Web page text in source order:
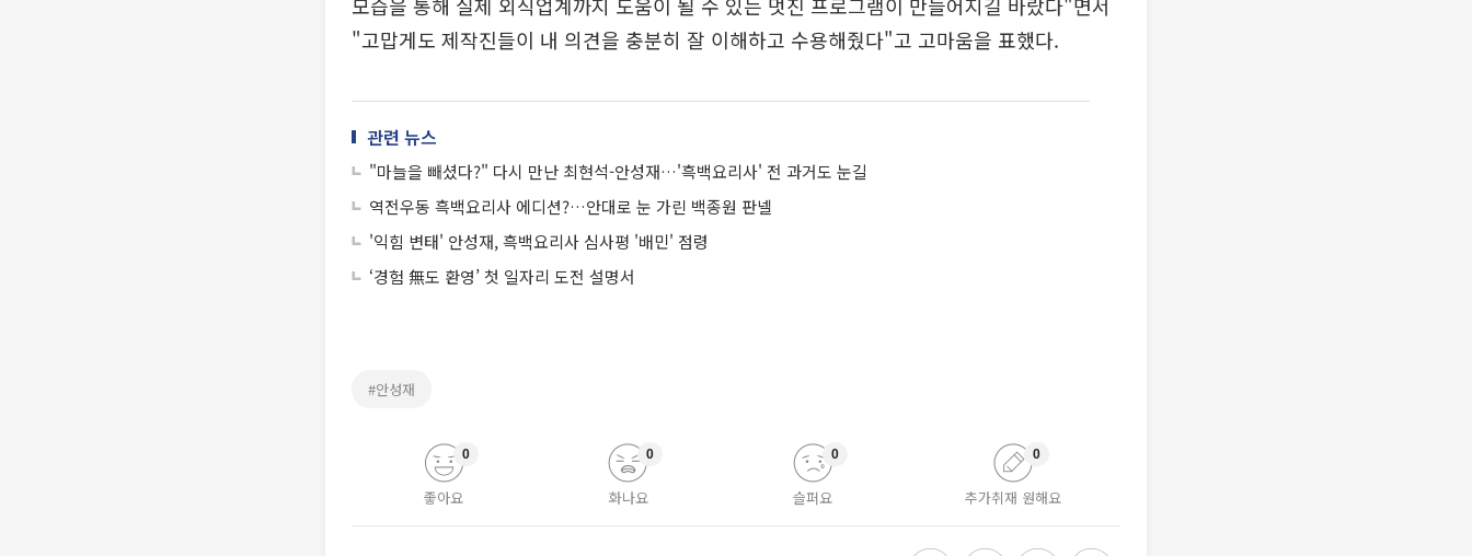
"고맙게도 제작진들이 내 의견을 충분히 잘 이해하고 수용해줬다"고 고마움을 표했다.
관련 뉴스
"마늘을 빼셨다?" 다시 만난 최현석-안성재…'흑백요리사' 전 과거도 눈길
역전우동 흑백요리사 에디션?…안대로 눈 가린 백종원 판넬
'익힘 변태' 안성재, 흑백요리사 심사평 '배민' 점령
‘경험 無도 환영’ 첫 일자리 도전 설명서
#안성재
좋아요
0
화나요
0
슬퍼요
0
추가취재 원해요
0